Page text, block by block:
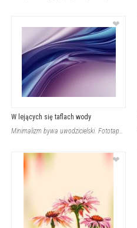
❤
W lejących się taflach wody
❤